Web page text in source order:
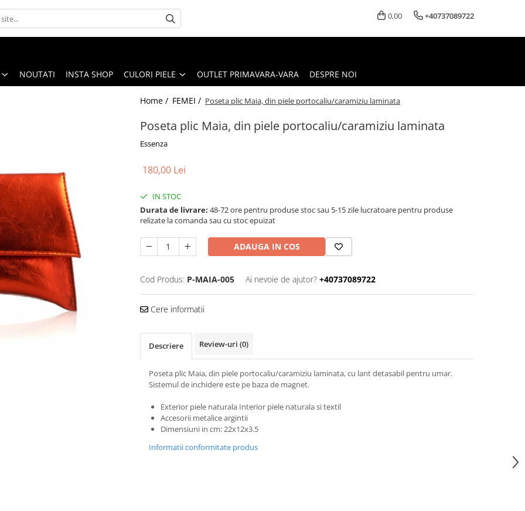
0,00 +40737089722
NOUTATI INSTA SHOP CULORI PIELE OUTLET PRIMAVARA-VARA DESPRE NOI
Home / FEMEI / Poseta plic Maia, din piele portocaliu/caramiziu laminata
Poseta plic Maia, din piele portocaliu/caramiziu laminata
Essenza
180,00 Lei
IN STOC
Durata de livrare: 48-72 ore pentru produse stoc sau 5-15 zile lucratoare pentru produse
relizate la comanda sau cu stoc epuizat
ADAUGA IN COS
Cod Produs: P-MAIA-005 Ai nevoie de ajutor? +40737089722
Cere informatii
Descriere Review-uri (0)
Poseta plic Maia, din piele portocaliu/caramiziu laminata, cu lant detasabil pentru umar.
Sistemul de inchidere este pe baza de magnet.
Exterior piele naturala Interior piele naturala si textil
Accesorii metalice argintii
Dimensiuni in cm: 22x12x3.5
Informatii conformitate produs